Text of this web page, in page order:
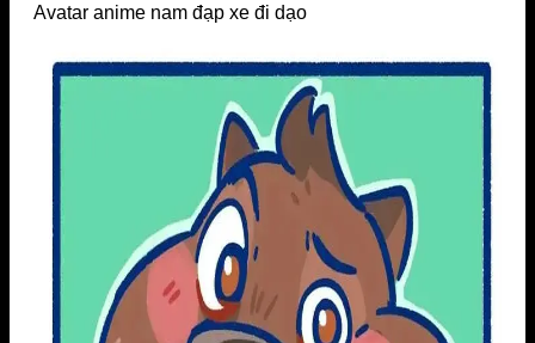
Avatar anime nam đạp xe đi dạo